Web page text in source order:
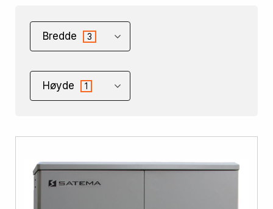
Bredde 3
Høyde 1